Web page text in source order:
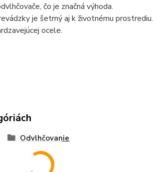
čo je značná výhoda.
je šetrný aj k životnému prostrediu.
ocele.
Odvlhčovanie